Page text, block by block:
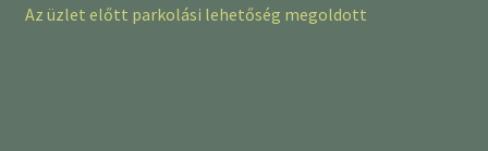
Az üzlet előtt parkolási lehetőség megoldott